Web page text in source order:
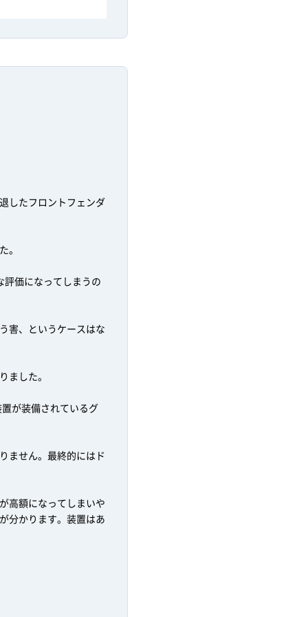
したフロントフェンダ
。
価になってしまうの
害、というケースはな
ました。
が装備されているグ
ません。最終的にはド
高額になってしまいや
分かります。装置はあ